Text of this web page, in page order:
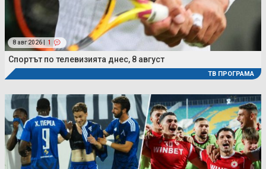
8 авг 2026 | 1
Спортът по телевизията днес, 8 август
ТВ ПРОГРАМА